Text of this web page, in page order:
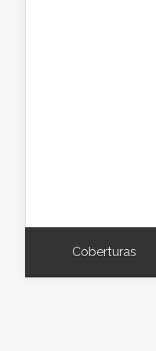
Coberturas